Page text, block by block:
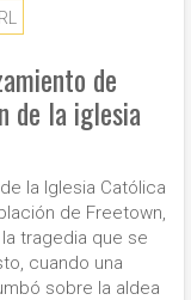
de
de la iglesia
la Iglesia Católica
de Freetown,
tragedia que se
cuando una
sobre la aldea